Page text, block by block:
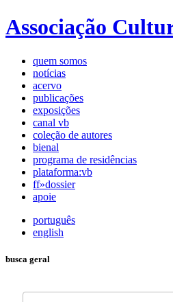
Associação
quem somos
notícias
acervo
publicações
exposições
canal vb
coleção de autores
bienal
programa de residências
plataforma:vb
ff»dossier
apoie
português
english
busca geral